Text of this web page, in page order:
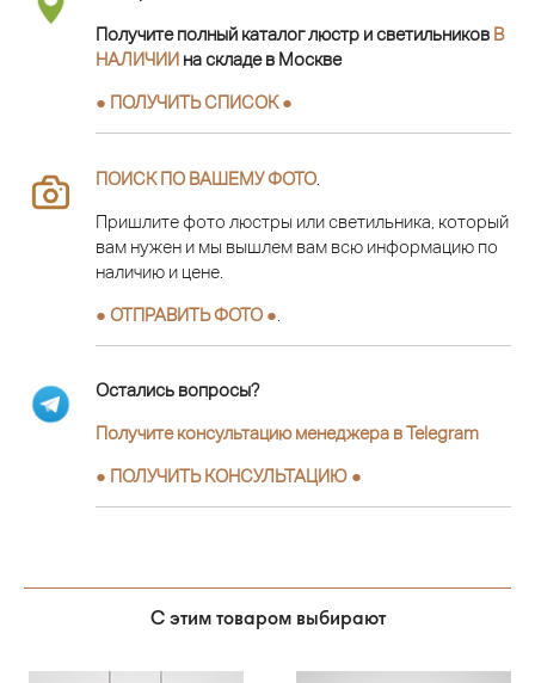
Получите полный каталог люстр и светильников В
НАЛИЧИИ на складе в Москве
● ПОЛУЧИТЬ СПИСОК ●
ПОИСК ПО ВАШЕМУ ФОТО
Пришлите фото люстры или светильника, который
вам нужен и мы вышлем вам всю информацию по
наличию и цене.
● ОТПРАВИТЬ ФОТО ●
Остались вопросы?
Получите консультацию менеджера в Telegram
● ПОЛУЧИТЬ КОНСУЛЬТАЦИЮ ●
С этим товаром выбирают